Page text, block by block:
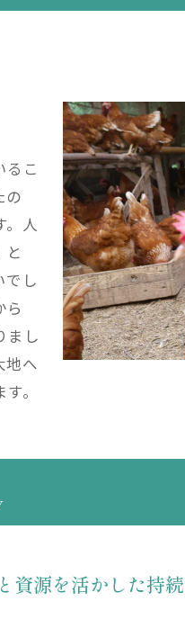
るこ
の
。人
と
でし
ら
まし
地へ
。
資源を活かした持